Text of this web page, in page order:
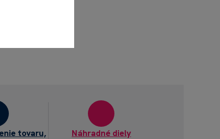
tovaru, Náhradné diely